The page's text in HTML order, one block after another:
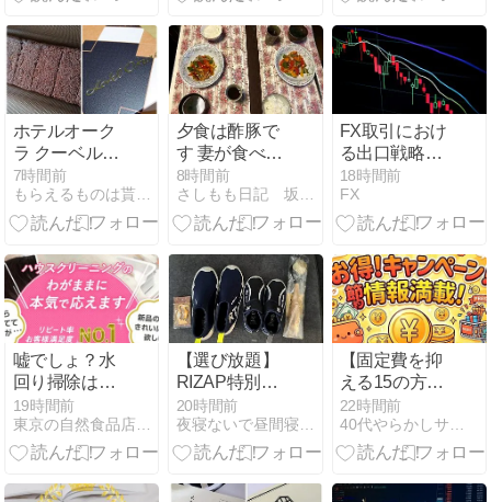
ツが渇くま
で」
ホテルオーク
ラ クーベルチ
ュールショコ
ラケーキ
7時間前
もらえるものは貰っちゃおっ！
夕食は酢豚で
す 妻が食べた
かったと言い
8時間前
さしもも日記 坂の上の雲松山市から
FX取引におけ
る出口戦略の
重要性と実践
方法
18時間前
FX
嘘でしょ？水
回り掃除はプ
ロに任せて時
間も心も劇的
スッキリ
19時間前
【選び放題】
RIZAP特別優
待券
20時間前
【固定費を抑
える15の方法
⑧】通信費を
最適化する
——スマホ回
同時に見直す
22時間前